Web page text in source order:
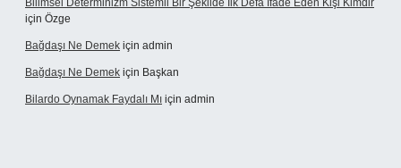
Bilimsel Determinizm Sistemli Bir Şekilde Ilk Defa Ifade Eden Kişi Kimdir
için Özge
Bağdaşı Ne Demek için admin
Bağdaşı Ne Demek için Başkan
Bilardo Oynamak Faydalı Mı için admin